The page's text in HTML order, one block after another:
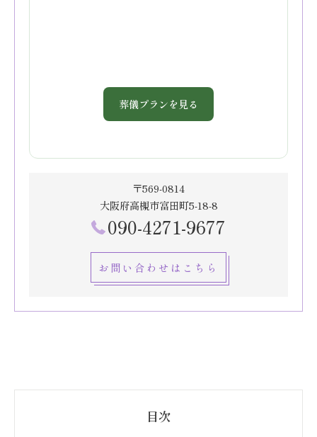
葬儀プランを見る
〒569-0814
大阪府高槻市富田町5-18-8
090-4271-9677
お問い合わせはこちら
目次